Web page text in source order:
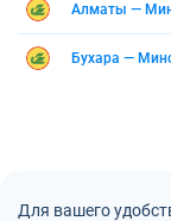
Алматы —
Бухара —
Для вашего